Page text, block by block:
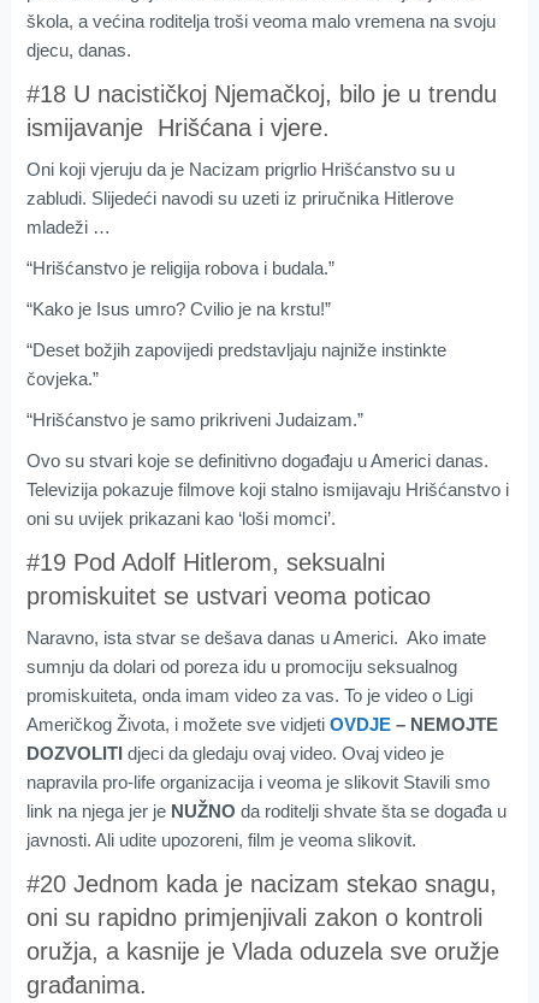
škola, a većina roditelja troši veoma malo vremena na svoju
djecu, danas.
#18 U nacističkoj Njemačkoj, bilo je u trendu
ismijavanje Hrišćana i vjere.
Oni koji vjeruju da je Nacizam prigrlio Hrišćanstvo su u
zabludi. Slijedeći navodi su uzeti iz priručnika Hitlerove
mladeži …
“Hrišćanstvo je religija robova i budala.”
“Kako je Isus umro? Cvilio je na krstu!”
“Deset božjih zapovijedi predstavljaju najniže instinkte
čovjeka.”
“Hrišćanstvo je samo prikriveni Judaizam.”
Ovo su stvari koje se definitivno događaju u Americi danas.
Televizija pokazuje filmove koji stalno ismijavaju Hrišćanstvo i
oni su uvijek prikazani kao ‘loši momci’.
#19 Pod Adolf Hitlerom, seksualni
promiskuitet se ustvari veoma poticao
Naravno, ista stvar se dešava danas u Americi. Ako imate
sumnju da dolari od poreza idu u promociju seksualnog
promiskuiteta, onda imam video za vas. To je video o Ligi
Američkog Života, i možete sve vidjeti OVDJE– NEMOJTE
DOZVOLITIdjeci da gledaju ovaj video. Ovaj video je
napravila pro-life organizacija i veoma je slikovit Stavili smo
link na njega jer je NUŽNO da roditelji shvate šta se događa u
javnosti. Ali udite upozoreni, film je veoma slikovit.
#20 Jednom kada je nacizam stekao snagu,
oni su rapidno primjenjivali zakon o kontroli
oružja, a kasnije je Vlada oduzela sve oružje
građanima.